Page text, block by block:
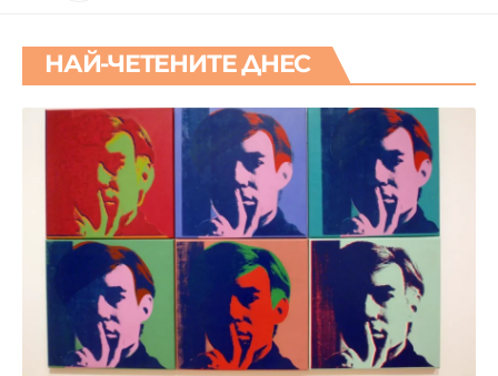
НАЙ-ЧЕТЕНИТЕ ДНЕС